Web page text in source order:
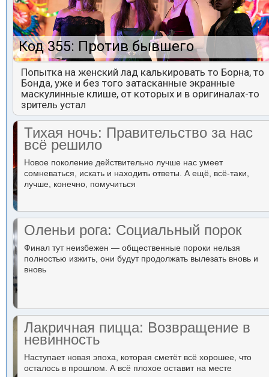
Код 355: Против бывшего
Попытка на женский лад калькировать то Борна, то
Бонда, уже и без того затасканные экранные
маскулинные клише, от которых и в оригиналах-то
зритель устал
Тихая ночь: Правительство за нас
всё решило
Новое поколение действительно лучше нас умеет
сомневаться, искать и находить ответы. А ещё, всё-таки,
лучше, конечно, помучиться
Оленьи рога: Социальный порок
Финал тут неизбежен — общественные пороки нельзя
полностью изжить, они будут продолжать вылезать вновь и
вновь
Лакричная пицца: Возвращение в
невинность
Наступает новая эпоха, которая сметёт всё хорошее, что
осталось в прошлом. А всё плохое оставит на месте